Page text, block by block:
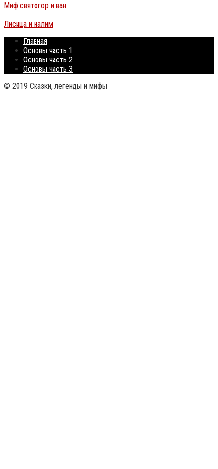
Миф святогор и ван
Лисица и налим
Главная
Основы часть 1
Основы часть 2
Основы часть 3
© 2019 Сказки, легенды и мифы